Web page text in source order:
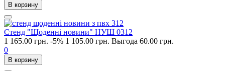
В корзину
Стенд "Щоденні новини" НУШ 0312
1 165.00 грн. -5% 1 105.00 грн. Выгода 60.00 грн.
0
В корзину